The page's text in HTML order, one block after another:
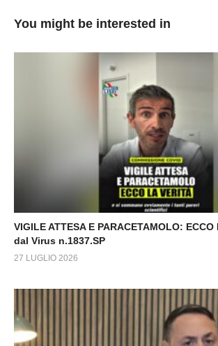
You might be interested in
VIGILE ATTESA E PARACETAMOLO: ECCO
dal Virus n.1837.SP
27 LUGLIO 2026